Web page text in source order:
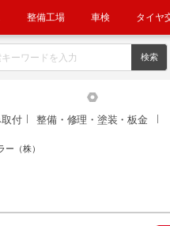
整備工場 車検 タイヤ
付 整備・修理・塗装・板金
ー（株）